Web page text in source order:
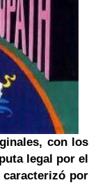
con los
legal por el
caracterizó por